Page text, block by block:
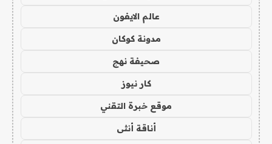
عالم الايفون
مدونة كوكان
صحيفة نهج
كار نيوز
موقع خبرة التقني
أناقة أنثى